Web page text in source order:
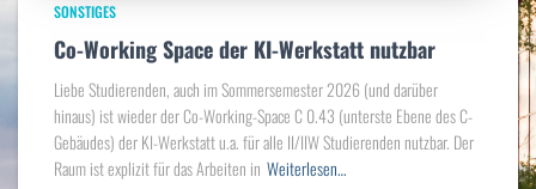
SONSTIGES
Co-Working Space der KI-Werkstatt nutzbar
Liebe Studierenden, auch im Sommersemester 2026 (und darüber
hinaus) ist wieder der Co-Working-Space C 0.43 (unterste Ebene des C-
Gebäudes) der KI-Werkstatt u.a. für alle II/IIW Studierenden nutzbar. Der
Raum ist explizit für das Arbeiten in Weiterlesen…